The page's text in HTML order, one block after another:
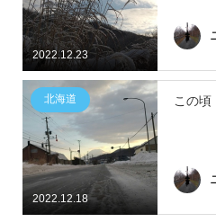
2022.12.23
2022.12.18
北海道 この頃